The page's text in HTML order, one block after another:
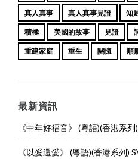
真人真事 真人真事見證 知
積極 美國的故事 見證
重建家庭 重生 關懷 順
最新資訊
《中年好福音》 (粵語)(香港系
《以愛還愛》 (粵語)(香港系列)